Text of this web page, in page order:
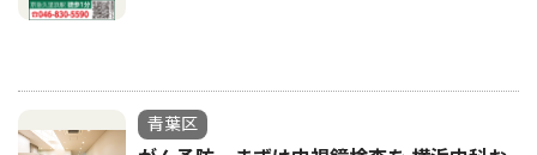
青葉区